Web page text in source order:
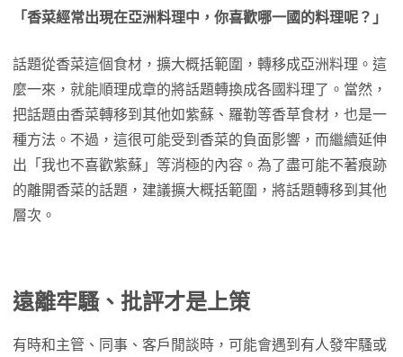
「香菜經常出現在亞洲料理中，你喜歡哪一國的料理呢？」
話題從香菜這個食材，擴大概括範圍，轉移成亞洲料理。這
麼一來，就能順理成章的將話題轉換成各國料理了。當然，
把話題由香菜轉移到其他如紫蘇、羅勒等香草食材，也是一
種方法。不過，這很可能受到香菜的負面影響，而繼續延伸
出「我也不喜歡紫蘇」等消極的內容。為了盡可能不著痕跡
的離開香菜的話題，建議擴大概括範圍，將話題轉移到其他
層次。
遠離牢騷、批評才是上策
有時和主管、同事、客戶閒談時，可能會遇到有人發牢騷或